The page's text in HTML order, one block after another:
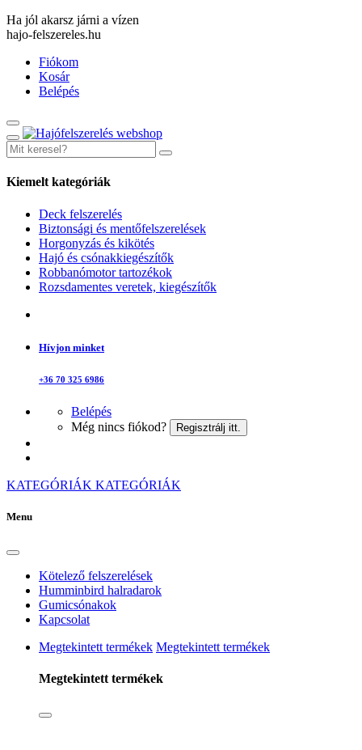
Ha jól akarsz járni a vízen
hajo-felszereles.hu
Fiókom
Kosár
Belépés
Kiemelt kategóriák
Deck felszerelés
Biztonsági és mentőfelszerelések
Horgonyzás és kikötés
Hajó és csónakkiegészítők
Robbanómotor tartozékok
Rozsdamentes veretek, kiegészítők
Hívjon minket
+36 70 325 6986
Belépés
Még nincs fiókod?
Regisztrálj itt.
KATEGÓRIÁK KATEGÓRIÁK
Menu
Kötelező felszerelések
Humminbird halradarok
Gumicsónakok
Kapcsolat
Megtekintett termékek Megtekintett termékek
Megtekintett termékek